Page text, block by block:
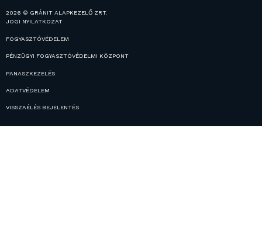
2026 © GRÁNIT ALAPKEZELŐ ZRT.
JOGI NYILATKOZAT
FOGYASZTÓVÉDELEM
PÉNZÜGYI FOGYASZTÓVÉDELMI KÖZPONT
PANASZKEZELÉS
ADATVÉDELEM
VISSZAÉLÉS BEJELENTÉS